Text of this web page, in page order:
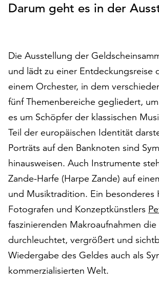
Darum geht es in der
Die Ausstellung der
und lädt zu einer Entdeckungsreise
einem Orchester, in dem
fünf Themenbereiche gegliedert,
es um Schöpfer der klassischen
Teil der europäischen Identität
Porträts auf den Banknoten sind
hinausweisen. Auch Instrumente
Zande-Harfe (Harpe Zande) auf
und Musiktradition. Ein
Fotografen und Konzeptkünstlers
faszinierenden Makroaufnahmen
durchleuchtet, vergrößert und
Wiedergabe des Geldes auch als
kommerzialisierten Welt.